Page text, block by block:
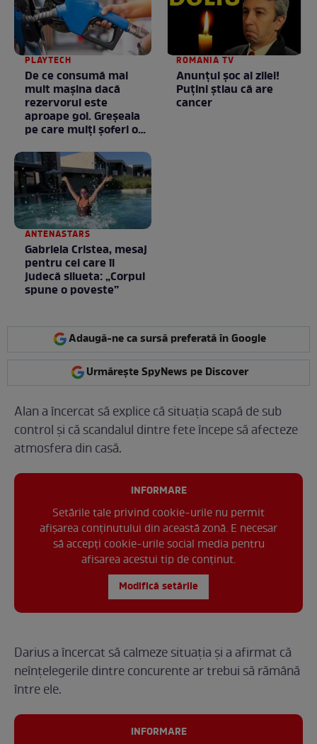
PLAYTECH
De ce consumă mai
mult mașina dacă
rezervorul este
aproape gol. Greșeala
pe care mulți șoferi o
ROMANIA TV
Anunţul şoc al zilei!
Puţini ştiau că are
cancer
ANTENASTARS
Gabriela Cristea, mesaj
pentru cei care îi
judecă silueta: „Corpul
spune o poveste”
Adaugă-ne ca sursă preferată în Google
Urmărește SpyNews pe Discover
Alan a încercat să explice că situația scapă de sub
control și că scandalul dintre fete începe să afecteze
atmosfera din casă.
INFORMARE
Setările tale privind cookie-urile nu permit
afișarea conținutului din această zonă. E necesar
să accepți cookie-urile social media pentru
afisarea acestui tip de conținut.
Modifică setările
Darius a încercat să calmeze situația și a afirmat că
neînțelegerile dintre concurente ar trebui să rămână
între ele.
INFORMARE